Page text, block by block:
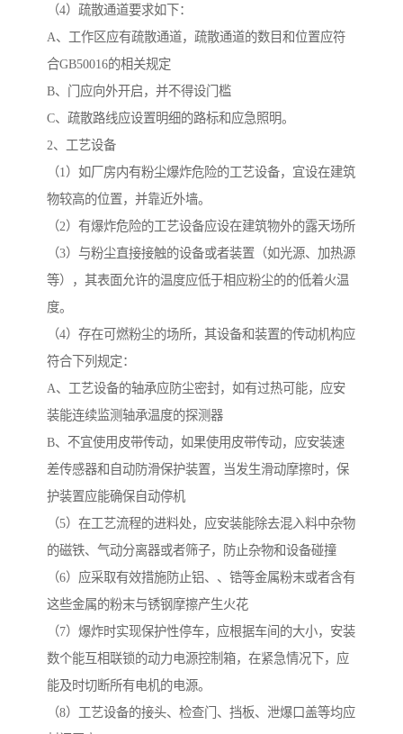
（4）疏散通道要求如下：
A、工作区应有疏散通道，疏散通道的数目和位置应符
合GB50016的相关规定
B、门应向外开启，并不得设门槛
C、疏散路线应设置明细的路标和应急照明。
2、工艺设备
（1）如厂房内有粉尘爆炸危险的工艺设备，宜设在建筑
物较高的位置，并靠近外墙。
（2）有爆炸危险的工艺设备应设在建筑物外的露天场所
（3）与粉尘直接接触的设备或者装置（如光源、加热源
等），其表面允许的温度应低于相应粉尘的的低着火温
度。
（4）存在可燃粉尘的场所，其设备和装置的传动机构应
符合下列规定：
A、工艺设备的轴承应防尘密封，如有过热可能，应安
装能连续监测轴承温度的探测器
B、不宜使用皮带传动，如果使用皮带传动，应安装速
差传感器和自动防滑保护装置，当发生滑动摩擦时，保
护装置应能确保自动停机
（5）在工艺流程的进料处，应安装能除去混入料中杂物
的磁铁、气动分离器或者筛子，防止杂物和设备碰撞
（6）应采取有效措施防止铝、、锆等金属粉末或者含有
这些金属的粉末与锈钢摩擦产生火花
（7）爆炸时实现保护性停车，应根据车间的大小，安装
数个能互相联锁的动力电源控制箱，在紧急情况下，应
能及时切断所有电机的电源。
（8）工艺设备的接头、检查门、挡板、泄爆口盖等均应